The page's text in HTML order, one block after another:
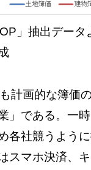
」抽出デー
計画的な簿価
」である。一
各社競うよう
スマホ決済、